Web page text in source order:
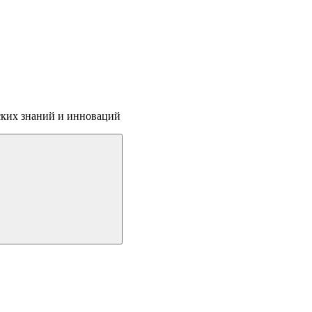
знаний и инноваций